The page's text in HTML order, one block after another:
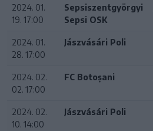
2024. 01.
19. 17:00
Sepsiszentgyörgyi
Sepsi OSK
2024. 01.
28. 17:00
Jászvásári Poli
2024. 02.
02. 17:00
FC Botoșani
2024. 02.
10. 14:00
Jászvásári Poli